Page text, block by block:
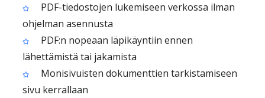
PDF-tiedostojen lukemiseen verkossa ilman
ohjelman asennusta
PDF:n nopeaan läpikäyntiin ennen
lähettämistä tai jakamista
Monisivuisten dokumenttien tarkistamiseen
sivu kerrallaan